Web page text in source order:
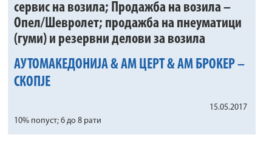
сервис на возила; Продажба на возила –
Опел/Шевролет; продажба на пнеуматици
(гуми) и резервни делови за возила
АУТОМАКЕДОНИЈА & АМ ЦЕРТ & АМ БРОКЕР –
СКОПЈЕ
15.05.2017
10% попуст; 6 до 8 рати